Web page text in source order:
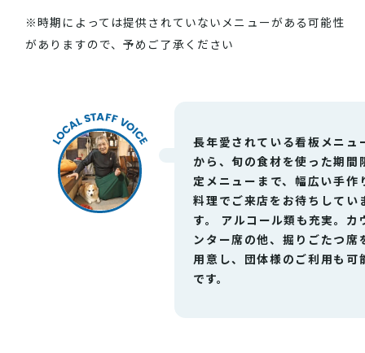
※時期によっては提供されていないメニューがある可能性
がありますので、予めご了承ください
長年愛されている看板メニュ
から、旬の食材を使った期間
定メニューまで、幅広い手作
料理でご来店をお待ちしてい
す。 アルコール類も充実。カ
ンター席の他、掘りごたつ席
用意し、団体様のご利用も可
です。
VISIT Higashihiroshima
(English site)